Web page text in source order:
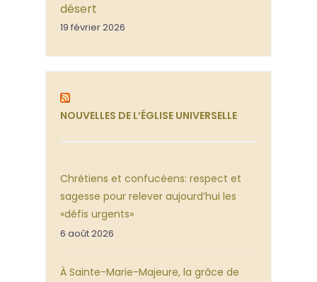
désert
19 février 2026
NOUVELLES DE L’ÉGLISE UNIVERSELLE
Chrétiens et confucéens: respect et
sagesse pour relever aujourd’hui les
«défis urgents»
6 août 2026
À Sainte-Marie-Majeure, la grâce de